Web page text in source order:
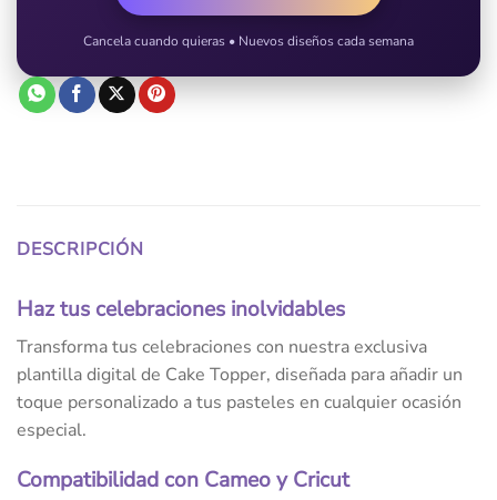
Cancela cuando quieras • Nuevos diseños cada semana
DESCRIPCIÓN
Haz tus celebraciones inolvidables
Transforma tus celebraciones con nuestra exclusiva
plantilla digital de Cake Topper, diseñada para añadir un
toque personalizado a tus pasteles en cualquier ocasión
especial.
Compatibilidad con Cameo y Cricut